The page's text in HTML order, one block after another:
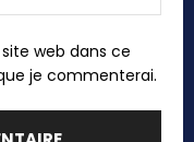
:
web dans ce
je commenterai.